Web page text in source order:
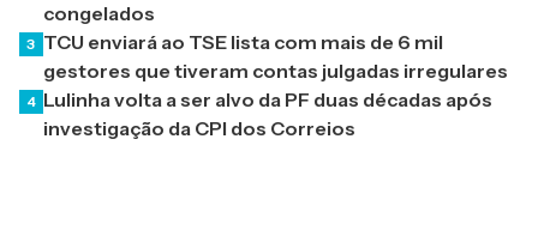
congelados
3 TCU enviará ao TSE lista com mais de 6 mil
gestores que tiveram contas julgadas irregulares
4 Lulinha volta a ser alvo da PF duas décadas após
investigação da CPI dos Correios